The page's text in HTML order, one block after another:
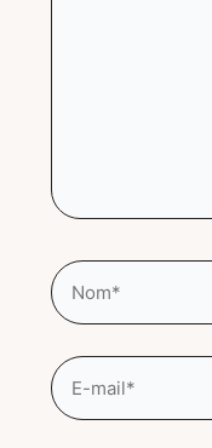
Nom*
E-
mail*